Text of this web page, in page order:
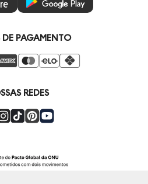
DE PAGAMENTO
REDES